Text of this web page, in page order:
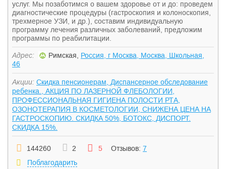
услуг. Мы позаботимся о вашем здоровье от и до: проведем
диагностические процедуры (гастроскопия и колоноскопия,
трехмерное УЗИ, и др.), составим индивидуальную
программу лечения различных заболеваний, предложим
программы по реабилитации.
Адрес: Римская, Россия, г Москва, Москва, Школьная,
46
Акции: Скидка пенсионерам, Диспансерное обследование
ребенка., АКЦИЯ ПО ЛАЗЕРНОЙ ФЛЕБОЛОГИИ,
ПРОФЕССИОНАЛЬНАЯ ГИГИЕНА ПОЛОСТИ РТА,
ОЗОНОТЕРАПИЯ В КОСМЕТОЛОГИИ, СНИЖЕНА ЦЕНА НА
ГАСТРОСКОПИЮ. СКИДКА 50%, БОТОКС, ДИСПОРТ.
СКИДКА 15%.
144260 2 5 Отзывов: 7
Поблагодарить